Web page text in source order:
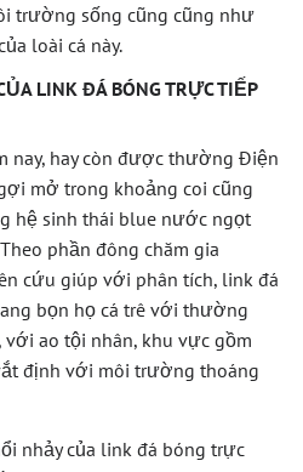
trường sống cũng cũng như
loài cá này.
LINK ĐÁ BÓNG TRỰC TIẾP
nay, hay còn được thường Điện
mở trong khoảng coi cũng
hệ sinh thái blue nước ngọt
phần đông chăm gia
cứu giúp với phân tích, link đá
bọn họ cá trê với thường
ao tội nhân, khu vực gồm
định với môi trường thoáng
nhảy của link đá bóng trực